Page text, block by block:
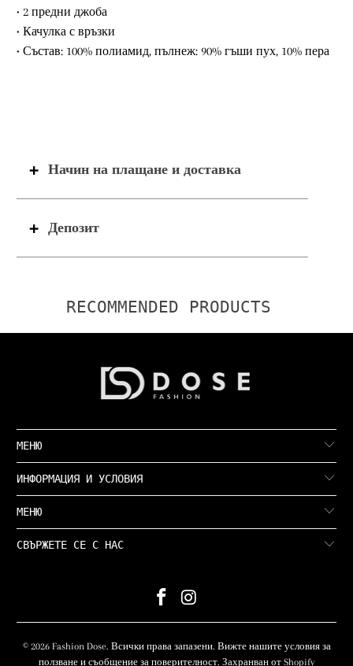
• 2 предни джоба
• Качулка с връзки
• Състав: 100% полиамид, пълнеж: 90% гъши пух, 10% пера
Начин на плащане и доставка
Депозит
RECOMMENDED PRODUCTS
МЕНЮ
ИНФОРМАЦИЯ И УСЛОВИЯ
МЕНЮ
СВЪРЖЕТЕ СЕ С НАС
© 2026 Fashion Dose. Всички права запазени. Вижте нашите условия за
ползване и съобщение за поверителност. Захранван от Shopify